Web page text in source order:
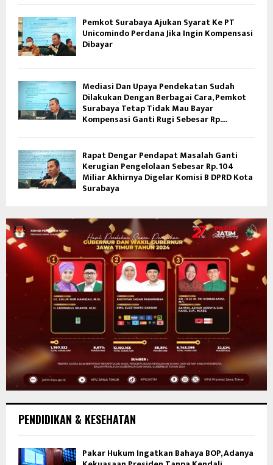
Pemkot Surabaya Ajukan Syarat Ke PT
Unicomindo Perdana Jika Ingin Kompensasi
Dibayar
Mediasi Dan Upaya Pendekatan Sudah
Dilakukan Dengan Berbagai Cara, Pemkot
Surabaya Tetap Tidak Mau Bayar
Kompensasi Ganti Rugi Sebesar Rp....
Rapat Dengar Pendapat Masalah Ganti
Kerugian Pengelolaan Sebesar Rp. 104
Miliar Akhirnya Digelar Komisi B DPRD Kota
Surabaya
PENDIDIKAN & KESEHATAN
Pakar Hukum Ingatkan Bahaya BOP, Adanya